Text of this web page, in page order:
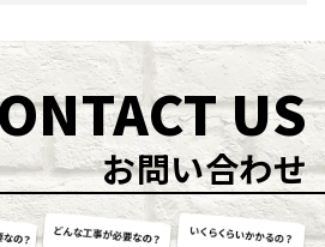
US
お問い合わせ